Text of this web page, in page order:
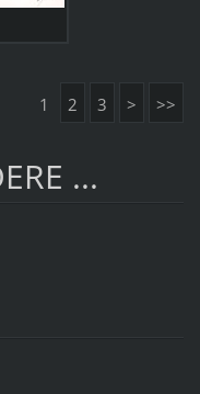
1 2 3 > >>
...